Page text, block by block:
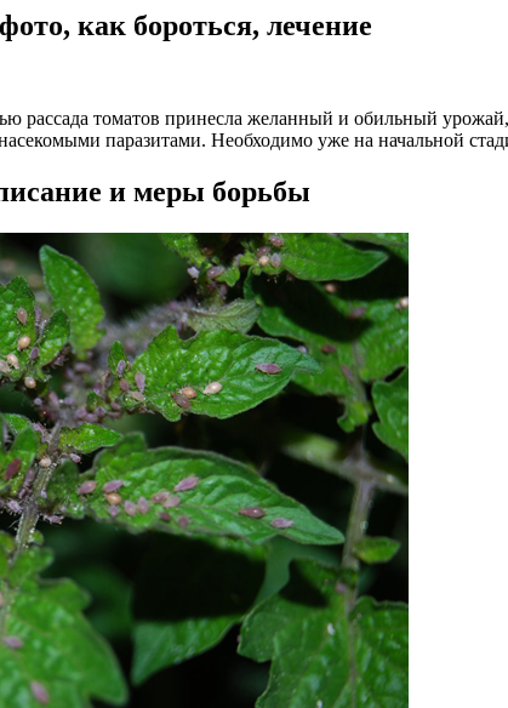
как бороться, лечение
рассада томатов принесла желанный и обильный
паразитами. Необходимо уже на начальной
и меры борьбы